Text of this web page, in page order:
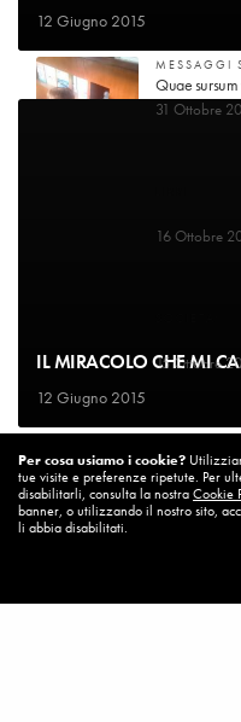
12 Giugno 2015
IL MIRACOLO CHE MI
12 Giugno 2015
MESSAGGI
Quae
31 Ottobre
16 Ottobre
15 Ottobre
La vita vince
8 Ottobre
Per cosa usiamo i cookie?
tue visite e preferenze ripetute. Per
disabilitarli, consulta la nostraCookie
banner, o utilizzando il nostro sito,
li abbia disabilitati.